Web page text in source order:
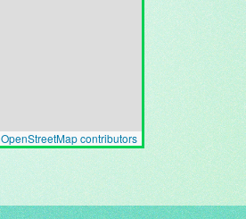
OpenStreetMap contributors